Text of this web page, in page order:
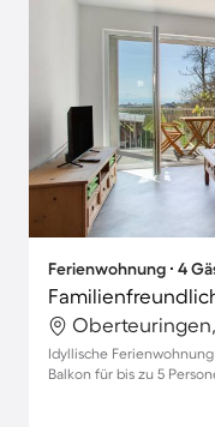
Ferienwohnung ∙ 4
Idyllische
Balkon für bis zu 5